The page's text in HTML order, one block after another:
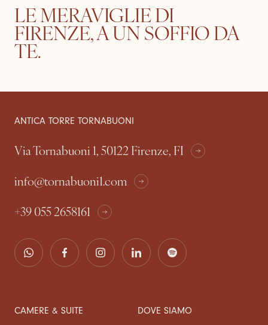
LE MERAVIGLIE DI
FIRENZE, A UN SOFFIO DA
TE.
ANTICA TORRE TORNABUONI
Via Tornabuoni 1, 50122 Firenze, FI
info@tornabuoni1.com
+39 055 2658161
CAMERE & SUITE
DOVE SIAMO